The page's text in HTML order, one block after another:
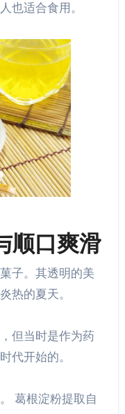
也适合食用。
顺口爽滑
子。其透明的美
热的夏天。
但当时是作为药
代开始的。
葛根淀粉提取自